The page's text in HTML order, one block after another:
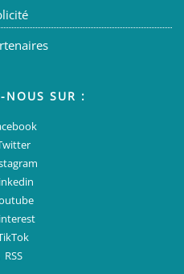
NOUS SUR :
RSS